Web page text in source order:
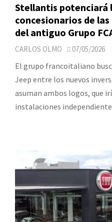
Stellantis potenciará
concesionarios de
del antiguo Grupo
CARLOS OLMO 07/05/2026
El grupo francoitaliano
Jeep entre los nuevos
asuman ambos logos, que
instalaciones